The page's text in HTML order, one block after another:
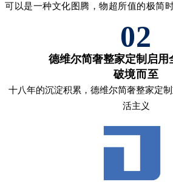
可以是一种文化图腾，物超所值的极简时
02
德维尔简奢整家定制启用
破境而至
十八年的沉淀积累，德维尔简奢整家定
活主义